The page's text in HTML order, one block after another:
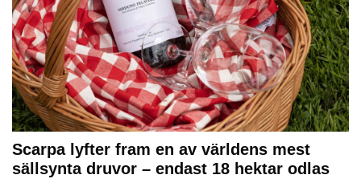
Scarpa lyfter fram en av världens mest
sällsynta druvor – endast 18 hektar odlas